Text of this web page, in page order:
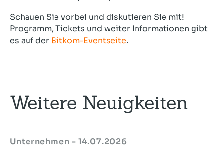
Schauen Sie vorbei und diskutieren Sie mit!
Programm, Tickets und weiter Informationen gibt
es auf der Bitkom-Eventseite.
Weitere Neuigkeiten
Unternehmen - 14.07.2026